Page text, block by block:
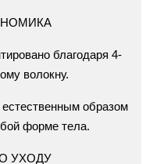
благодаря 4-
волокну.
образом
форме тела.
УХОДУ